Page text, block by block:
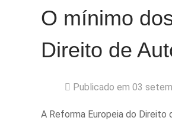
O mínimo
Direito de
Publicado em 03
A Reforma Europeia do Direito